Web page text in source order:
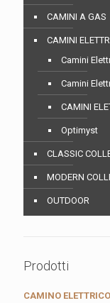
CAMINI A GAS
CAMINI
Camini
Camini
CAMINI
Optimyst
CLASSIC
MODERN
OUTDOOR
Prodotti
CAMINO